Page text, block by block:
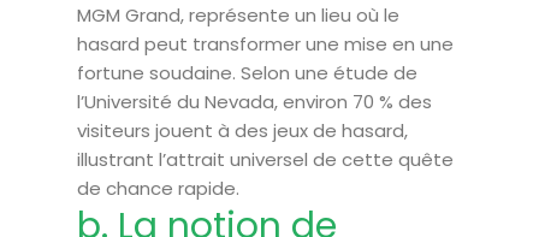
MGM Grand, représente un lieu où le
hasard peut transformer une mise en une
fortune soudaine. Selon une étude de
l’Université du Nevada, environ 70 % des
visiteurs jouent à des jeux de hasard,
illustrant l’attrait universel de cette quête
de chance rapide.
b. La notion de